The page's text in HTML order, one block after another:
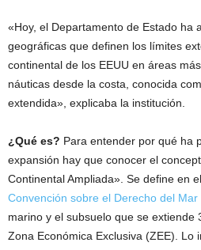
«Hoy, el Departamento de Estado ha
geográficas que definen los límites
continental de los EEUU en áreas
náuticas desde la costa, conocida
extendida», explicaba la institución.
¿Qué es? Para entender por qué ha
expansión hay que conocer el
Continental Ampliada». Se define en el
Convención sobre el Derecho del Mar
marino y el subsuelo que se extiende
Zona Económica Exclusiva (ZEE). Lo